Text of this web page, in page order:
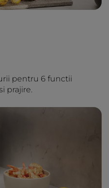
pentru 6 functii
prajire.